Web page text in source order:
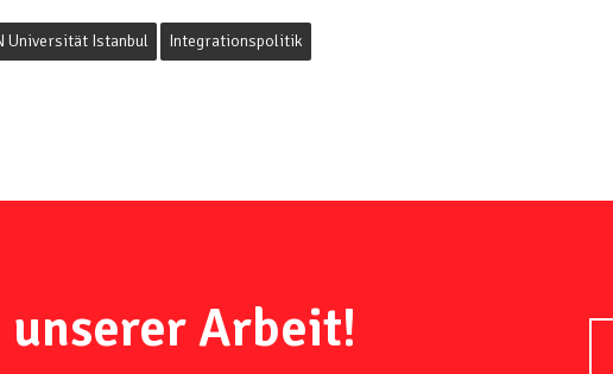
Universität Istanbul Integrationspolitik
unserer Arbeit!